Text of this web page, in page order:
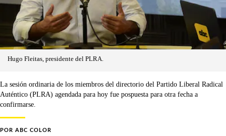
Hugo Fleitas, presidente del PLRA.
La sesión ordinaria de los miembros del directorio del Partido Liberal Radical
Auténtico (PLRA) agendada para hoy fue pospuesta para otra fecha a
confirmarse.
POR ABC COLOR